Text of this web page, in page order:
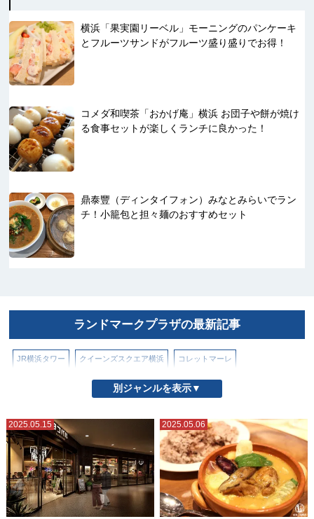
横浜「果実園リーベル」モーニングのパンケーキ
とフルーツサンドがフルーツ盛り盛りでお得！
コメダ和喫茶「おかげ庵」横浜 お団子や餅が焼け
る食事セットが楽しくランチに良かった！
鼎泰豐（ディンタイフォン）みなとみらいでラン
チ！小籠包と担々麺のおすすめセット
ランドマークプラザの最新記事
JR横浜タワー クイーンズスクエア横浜 コレットマーレ
シァル（CIAL）横浜 スカイビル
ベースゲート横浜関内 マークイズみなとみらい
マリンアンドウォークヨコハマ ラクシスフロント（横浜市役所）
ららぽーと横浜 ランドマークプラザ ルミネ横浜
三井アウトレットパーク横浜ベイサイド 星天クレイ 横浜グランゲート
別ジャンルを表示▼
2025.05.15 2025.05.06